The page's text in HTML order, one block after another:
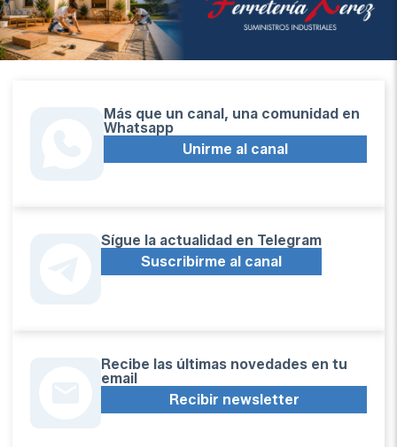
Más que un canal, una comunidad en
Whatsapp
Unirme al canal
Sígue la actualidad en Telegram
Suscribirme al canal
Recibe las últimas novedades en tu
email
Recibir newsletter